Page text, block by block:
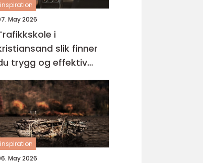
inspiration
May 2026
i
slik finner
trygg og effektiv
inspiration
May 2026